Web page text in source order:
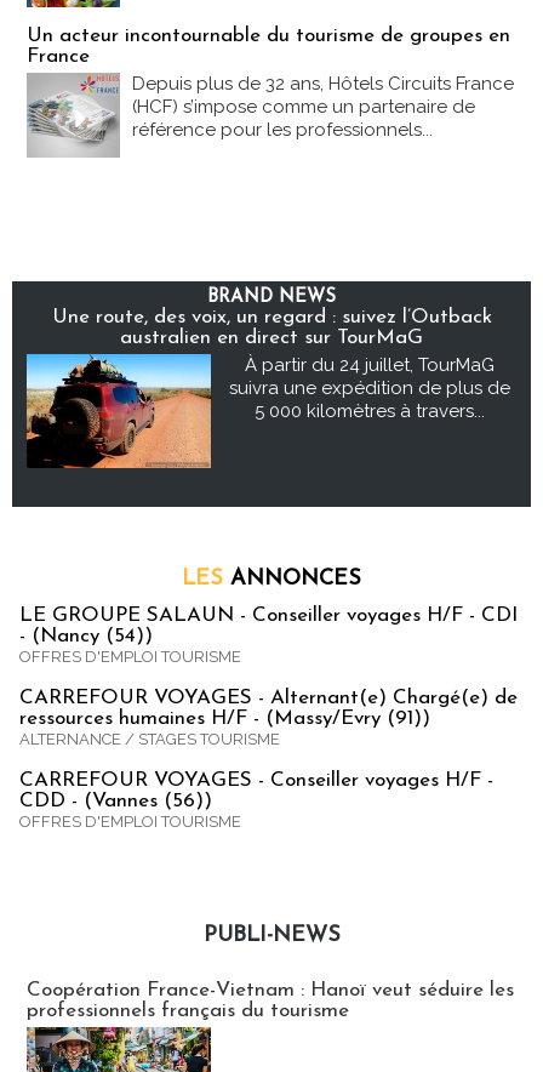
Un acteur incontournable du tourisme de groupes en
France
Depuis plus de 32 ans, Hôtels Circuits France
(HCF) s’impose comme un partenaire de
référence pour les professionnels...
BRAND NEWS
Une route, des voix, un regard : suivez l’Outback
australien en direct sur TourMaG
À partir du 24 juillet, TourMaG
suivra une expédition de plus de
5 000 kilomètres à travers...
LES ANNONCES
LE GROUPE SALAUN - Conseiller voyages H/F - CDI
- (Nancy (54))
OFFRES D'EMPLOI TOURISME
CARREFOUR VOYAGES - Alternant(e) Chargé(e) de
ressources humaines H/F - (Massy/Evry (91))
ALTERNANCE / STAGES TOURISME
CARREFOUR VOYAGES - Conseiller voyages H/F -
CDD - (Vannes (56))
OFFRES D'EMPLOI TOURISME
PUBLI-NEWS
Coopération France-Vietnam : Hanoï veut séduire les
professionnels français du tourisme